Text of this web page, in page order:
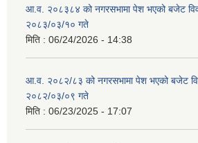
आ.व. २०८३८४ को नगरसभामा पेश भएको बजेट
२०८३/०३/१० गते
मिति : 06/24/2026 - 14:38
आ.व. २०८२/८३ को नगरसभामा पेश भएको बजेट
२०८२/०३/०९ गते
मिति : 06/23/2025 - 17:07